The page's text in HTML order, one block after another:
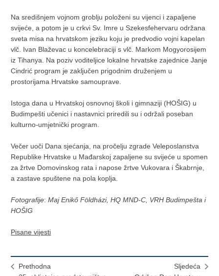
Na središnjem vojnom groblju položeni su vijenci i zapaljene
svijeće, a potom je u crkvi Sv. Imre u Szekesfehervaru održana
sveta misa na hrvatskom jeziku koju je predvodio vojni kapelan
vlč. Ivan Blaževac u koncelebraciji s vlč. Markom Mogyorosijem
iz Tihanya. Na poziv voditeljice lokalne hrvatske zajednice Janje
Cindrić program je zaključen prigodnim druženjem u
prostorijama Hrvatske samouprave.
Istoga dana u Hrvatskoj osnovnoj školi i gimnaziji (HOŠIG) u
Budimpešti učenici i nastavnici priredili su i održali poseban
kulturno-umjetnički program.
Večer uoči Dana sjećanja, na pročelju zgrade Veleposlanstva
Republike Hrvatske u Mađarskoj zapaljene su svijeće u spomen
za žrtve Domovinskog rata i napose žrtve Vukovara i Škabrnje,
a zastave spuštene na pola koplja.
Fotografije:Maj Enikő Földházi, HQ MND-C, VRH Budimpešta i
HOŠIG
Pisane vijesti
Prethodna
Sljedeća